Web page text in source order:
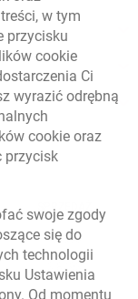
12:53:25
SPRZEDAŻ
4.4568
3.8493
4.7764
w tym
przycisku
cookie
Ci
wyrazić odrębną
cookie oraz
przycisk
swoje zgody
się w nowym
się do
technologii
Ustawienia
Od momentu